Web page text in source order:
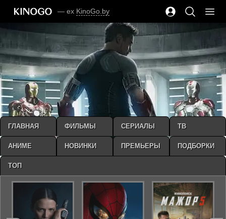
— ex KinoGo.by
ГЛАВНАЯ ФИЛЬМЫ СЕРИАЛЫ ТВ
АНИМЕ НОВИНКИ ПРЕМЬЕРЫ ПОДБОРКИ
ТОП